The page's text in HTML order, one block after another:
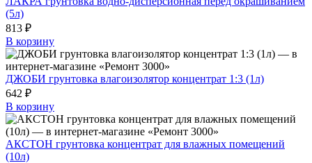
(5л)
813 ₽
В корзину
ДЖОБИ грунтовка влагоизолятор концентрат 1:3 (1л)
642 ₽
В корзину
АКСТОН грунтовка концентрат для влажных помещений
(10л)